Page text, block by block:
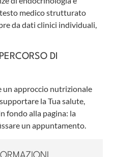
medico strutturato
da dati clinici individuali,
DI
un approccio nutrizionale
la Tua salute,
fondo alla pagina: la
un appuntamento.